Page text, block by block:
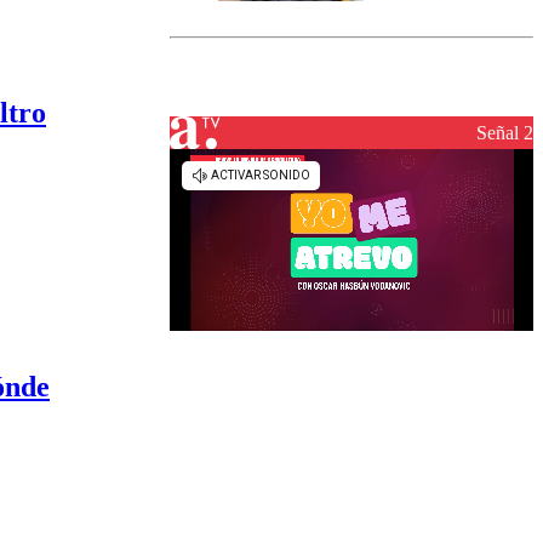
el fin de la
reconstrucciónSeñal 2